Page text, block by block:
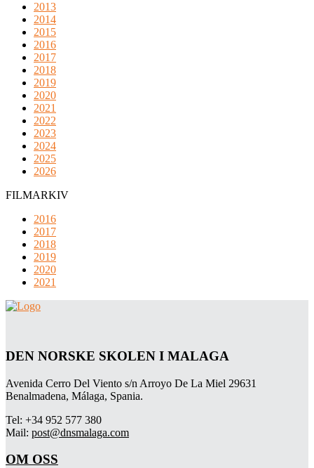
2013
2014
2015
2016
2017
2018
2019
2020
2021
2022
2023
2024
2025
2026
FILMARKIV
2016
2017
2018
2019
2020
2021
DEN NORSKE SKOLEN I MALAGA
Avenida Cerro Del Viento s/n Arroyo De La Miel 29631
Benalmadena, Málaga, Spania.
Tel: +34 952 577 380
Mail: post@dnsmalaga.com
OM OSS